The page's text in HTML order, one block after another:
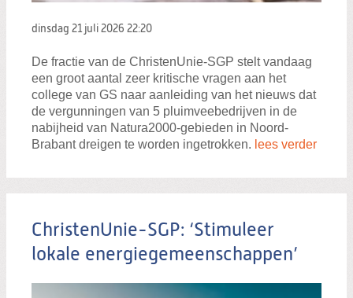
dinsdag 21 juli 2026 22:20
De fractie van de ChristenUnie-SGP stelt vandaag
een groot aantal zeer kritische vragen aan het
college van GS naar aanleiding van het nieuws dat
de vergunningen van 5 pluimveebedrijven in de
nabijheid van Natura2000-gebieden in Noord-
Brabant dreigen te worden ingetrokken. lees verder
ChristenUnie-SGP: ‘Stimuleer
lokale energiegemeenschappen’